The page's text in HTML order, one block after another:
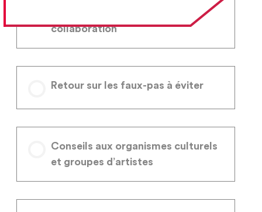
collaboration
Retour sur les faux-pas à éviter
Conseils aux organismes culturels
et groupes d’artistes